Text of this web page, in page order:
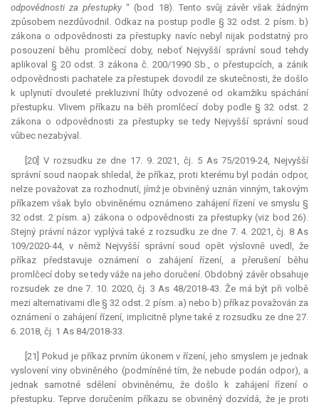
odpovědnosti za přestupky “ (bod 18). Tento svůj závěr však žádným
způsobem nezdůvodnil. Odkaz na postup podle § 32 odst. 2 písm. b)
zákona o odpovědnosti za přestupky navíc nebyl nijak podstatný pro
posouzení běhu promlčecí doby, neboť Nejvyšší správní soud tehdy
aplikoval § 20 odst. 3 zákona č. 200/1990 Sb., o přestupcích, a zánik
odpovědnosti pachatele za přestupek dovodil ze skutečnosti, že došlo
k uplynutí dvouleté prekluzivní lhůty odvozené od okamžiku spáchání
přestupku. Vlivem příkazu na běh promlčecí doby podle § 32 odst. 2
zákona o odpovědnosti za přestupky se tedy Nejvyšší správní soud
vůbec nezabýval.
[20] V rozsudku ze dne 17. 9. 2021, čj. 5 As 75/2019-24, Nejvyšší
správní soud naopak shledal, že příkaz, proti kterému byl podán odpor,
nelze považovat za rozhodnutí, jímž je obviněný uznán vinným, takovým
příkazem však bylo obviněnému oznámeno zahájení řízení ve smyslu §
32 odst. 2 písm. a) zákona o odpovědnosti za přestupky (viz bod 26).
Stejný právní názor vyplývá také z rozsudku ze dne 7. 4. 2021, čj. 8 As
109/2020-44, v němž Nejvyšší správní soud opět výslovně uvedl, že
příkaz představuje oznámení o zahájení řízení, a přerušení běhu
promlčecí doby se tedy váže na jeho doručení. Obdobný závěr obsahuje
rozsudek ze dne 7. 10. 2020, čj. 3 As 48/2018-43. Že má být při volbě
mezi alternativami dle § 32 odst. 2 písm. a) nebo b) příkaz považován za
oznámení o zahájení řízení, implicitně plyne také z rozsudku ze dne 27.
6. 2018, čj. 1 As 84/2018-33.
[21] Pokud je příkaz prvním úkonem v řízení, jeho smyslem je jednak
vyslovení viny obviněného (podmíněné tím, že nebude podán odpor), a
jednak samotné sdělení obviněnému, že došlo k zahájení řízení o
přestupku. Teprve doručením příkazu se obviněný dozvídá, že je proti